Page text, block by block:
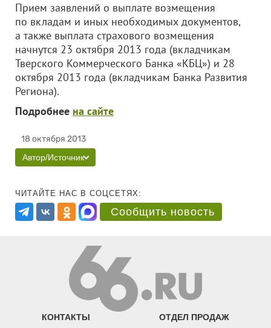
Прием заявлений о выплате возмещения
по вкладам и иных необходимых документов,
а также выплата страхового возмещения
начнутся 23 октября 2013 года (вкладчикам
Тверского Коммерческого Банка «КБЦ») и 28
октября 2013 года (вкладчикам Банка Развития
Региона).
Подробнее на сайте
18 октября 2013
Автор/Источник
ЧИТАЙТЕ НАС В СОЦСЕТЯХ:
Сообщить новость
КОНТАКТЫ ОТДЕЛ ПРОДАЖ